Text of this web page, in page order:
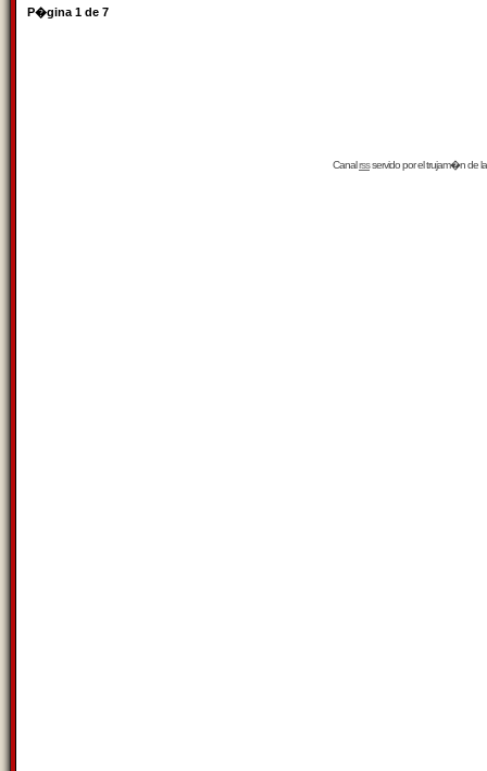
P�gina 1 de 7
Canalrssservido por eltrujam�nde